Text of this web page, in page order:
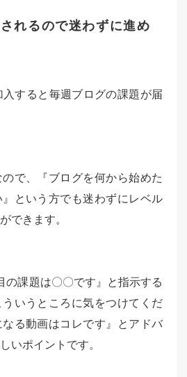
れるので迷わずに進め
すると毎週ブログの課題が届
で、『ブログを何から始めた
という方でも迷わずにレベル
できます。
の課題は〇〇です』と指示する
いうところに気をつけてくだ
る動画はコレです』とアドバ
いポイントです。